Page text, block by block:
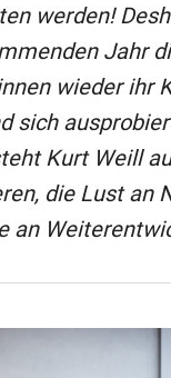
werden!
Jahr
wieder ihr
sich
Kurt Weill
die Lust an
an